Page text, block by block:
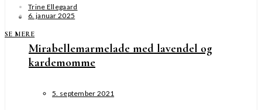
Mirabellemarmelade med lavendel og
kardemomme
5. september 2021
Trine Ellegaard
6. januar 2025
SE MERE